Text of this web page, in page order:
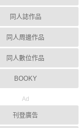
同人誌作品
同人周邊作品
同人數位作品
BOOKY
Ad
刊登廣告